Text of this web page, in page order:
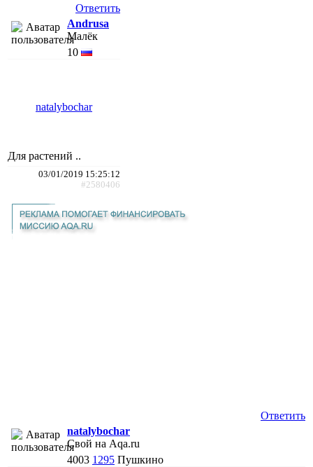
Ответить
Andrusa
Малёк
10
natalybochar
Для растений ..
03/01/2019 15:25:12
#2580406
Ответить
natalybochar
Свой на Aqa.ru
4003 1295 Пушкино